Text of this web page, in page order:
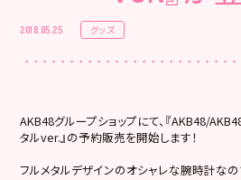
2018.05.25 グッズ
AKB48グループショップにて、『AKB48/
タルver.』の予約販売を開始します！
フルメタルデザインのオシャレな腕時計な